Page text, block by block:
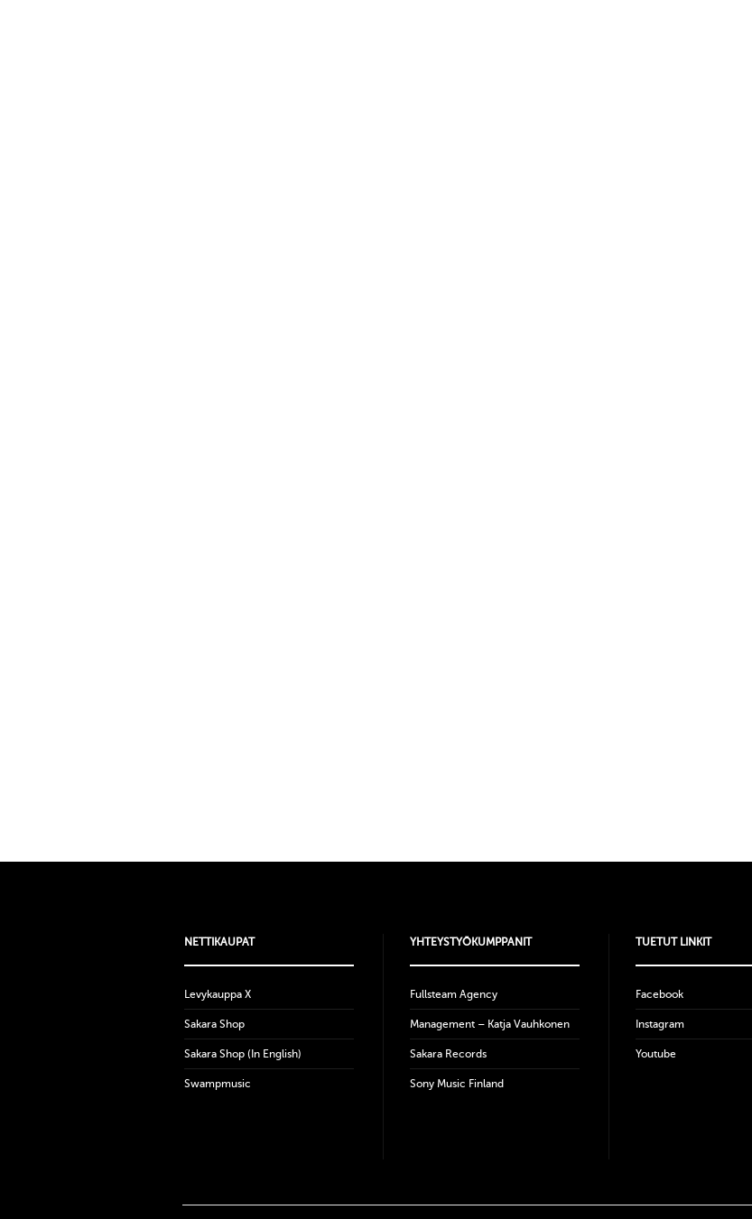
NETTIKAUPAT
Levykauppa X
Sakara Shop
Sakara Shop (In English)
Swampmusic
YHTEYSTYÖKUMPPANIT
Fullsteam Agency
Management – Katja Vauhkonen
Sakara Records
Sony Music Finland
TUETUT LINKIT
Facebook
Instagram
Youtube